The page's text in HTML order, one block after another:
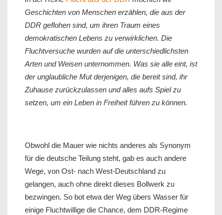
Geschichten von Menschen erzählen, die aus der
DDR geflohen sind, um ihren Traum eines
demokratischen Lebens zu verwirklichen. Die
Fluchtversuche wurden auf die unterschiedlichsten
Arten und Weisen unternommen. Was sie alle eint, ist
der unglaubliche Mut derjenigen, die bereit sind, ihr
Zuhause zurückzulassen und alles aufs Spiel zu
setzen, um ein Leben in Freiheit führen zu können.
Obwohl die Mauer wie nichts anderes als Synonym
für die deutsche Teilung steht, gab es auch andere
Wege, von Ost- nach West-Deutschland zu
gelangen, auch ohne direkt dieses Bollwerk zu
bezwingen. So bot etwa der Weg übers Wasser für
einige Fluchtwillige die Chance, dem DDR-Regime